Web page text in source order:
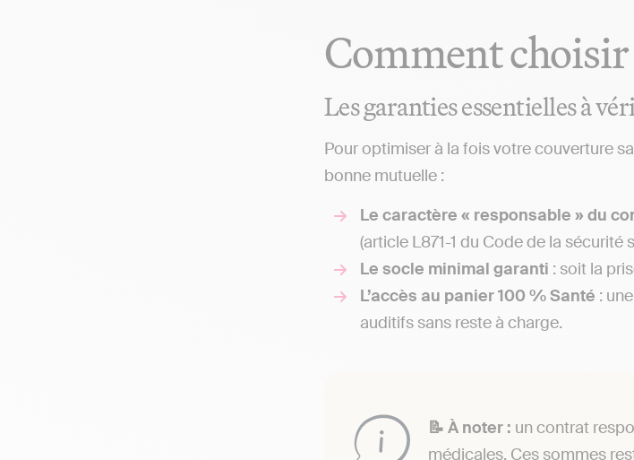
Comment choisir
Les garanties essentielles à
Pour optimiser à la fois votre couverture
bonne mutuelle :
Le caractère « responsable » du
(article L871-1 du Code de la sécurité
Le socle minimal garanti : soit la
L’accès au panier 100 % Santé :
auditifs sans reste à charge.
📝 À noter : un contrat
médicales. Ces sommes